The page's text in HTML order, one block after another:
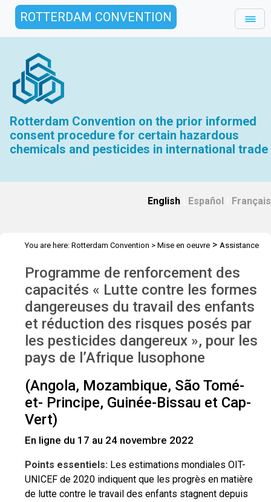
ROTTERDAM CONVENTION
Rotterdam Convention on the prior informed
consent procedure for certain hazardous
chemicals and pesticides in international trade
English Español Français
You are here: Rotterdam Convention > Mise en oeuvre > Assistance
Programme de renforcement des
capacités « Lutte contre les formes
dangereuses du travail des enfants
et réduction des risques posés par
les pesticides dangereux », pour les
pays de l’Afrique lusophone
(Angola, Mozambique, São Tomé-
et- Principe, Guinée-Bissau et Cap-
Vert)
En ligne du 17 au 24 novembre 2022
Points essentiels: Les estimations mondiales OIT-
UNICEF de 2020 indiquent que les progrès en matière
de lutte contre le travail des enfants stagnent depuis